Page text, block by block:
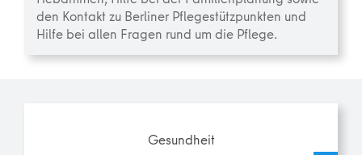
den Kontakt zu Berliner Pflegestützpunkten und
Hilfe bei allen Fragen rund um die Pflege.
Gesundheit